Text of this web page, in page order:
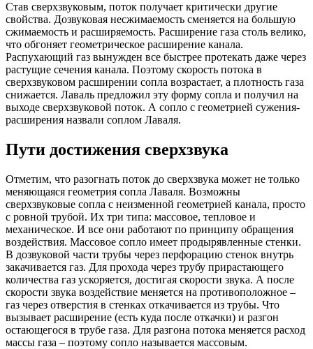
Став сверхзвуковым, поток получает критически другие
свойства. Дозвуковая несжимаемость сменяется на большую
сжимаемость и расширяемость. Расширение газа столь велико,
что обгоняет геометрическое расширение канала.
Распухающий газ вынужден все быстрее протекать даже через
растущие сечения канала. Поэтому скорость потока в
сверхзвуковом расширении сопла возрастает, а плотность газа
снижается. Лаваль предложил эту форму сопла и получил на
выходе сверхзвуковой поток. А сопло с геометрией сужения-
расширения назвали соплом Лаваля.
Пути достижения сверхзвука
Отметим, что разогнать поток до сверхзвука может не только
меняющаяся геометрия сопла Лаваля. Возможны
сверхзвуковые сопла с неизменной геометрией канала, просто
с ровной трубой. Их три типа: массовое, тепловое и
механическое. И все они работают по принципу обращения
воздействия. Массовое сопло имеет продырявленные стенки.
В дозвуковой части трубы через перфорацию стенок внутрь
закачивается газ. Для прохода через трубу прирастающего
количества газ ускоряется, достигая скорости звука. А после
скорости звука воздействие меняется на противоположное –
газ через отверстия в стенках откачивается из трубы. Что
вызывает расширение (есть куда после откачки) и разгон
остающегося в трубе газа. Для разгона потока меняется расход
массы газа – поэтому сопло называется массовым.